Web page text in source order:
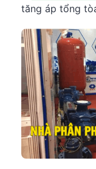
tăng áp tổng